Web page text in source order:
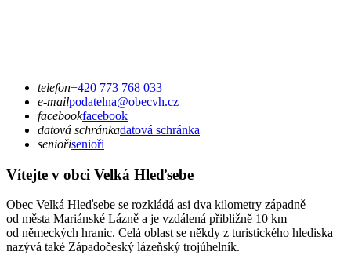
telefon+420 773 768 033
e-mailpodatelna@obecvh.cz
facebookfacebook
datová schránkadatová schránka
seniořisenioři
Vítejte v obci Velká Hleďsebe
Obec Velká Hleďsebe se rozkládá asi dva kilometry západně
od města Mariánské Lázně a je vzdálená přibližně 10 km
od německých hranic. Celá oblast se někdy z turistického hlediska
nazývá také Západočeský lázeňský trojúhelník.